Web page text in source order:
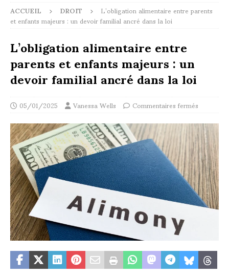
ACCUEIL DROIT L’obligation alimentaire entre parents
et enfants majeurs : un devoir familial ancré dans la loi
L’obligation alimentaire entre
parents et enfants majeurs : un
devoir familial ancré dans la loi
05/01/2025 Vanessa Wells Commentaires fermés